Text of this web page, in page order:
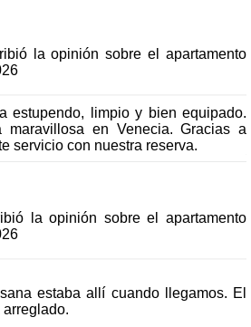
la opinión sobre el apartamento
estupendo, limpio y bien equipado.
maravillosa en Venecia. Gracias a
servicio con nuestra reserva.
la opinión sobre el apartamento
estaba allí cuando llegamos. El
arreglado.